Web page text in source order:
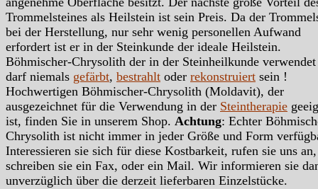
Trommelsteines als Heilstein ist sein Preis. Da der
bei der Herstellung, nur sehr wenig personellen Aufwand
erfordert ist er in der Steinkunde der ideale Heilstein.
Böhmischer-Chrysolith der in der Steinheilkunde
darf niemals gefärbt, bestrahlt oder rekonstruiert sein !
Hochwertigen Böhmischer-Chrysolith (Moldavit), der
ausgezeichnet für die Verwendung in der Steintherapie
ist, finden Sie in unserem Shop. Achtung: Echter
Chrysolith ist nicht immer in jeder Größe und Form
Interessieren sie sich für diese Kostbarkeit, rufen sie uns an,
schreiben sie ein Fax, oder ein Mail. Wir informieren sie
unverzüglich über die derzeit lieferbaren Einzelstücke.